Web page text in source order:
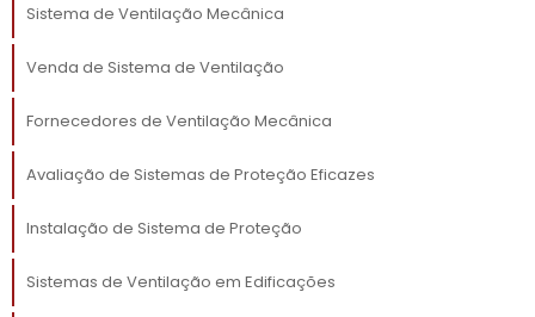
atividades. A lazer uma análise detalhada do
para o aprimoramento das recomendações e
PROCEDIMENTOS
ESSENCIAIS NA
MANUTENÇÃO DE
SISTEMAS
Sistema de Ventilação Mecânica
Venda de Sistema de Ventilação
Fornecedores de Ventilação Mecânica
Avaliação de Sistemas de Proteção Eficazes
Instalação de Sistema de Proteção
Sistemas de Ventilação em Edificações